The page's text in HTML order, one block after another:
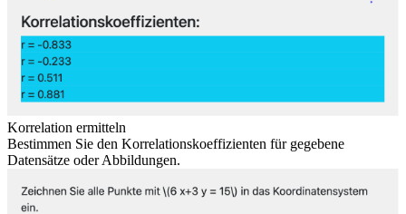
Korrelation ermitteln
Bestimmen Sie den Korrelationskoeffizienten für gegebene
Datensätze oder Abbildungen.